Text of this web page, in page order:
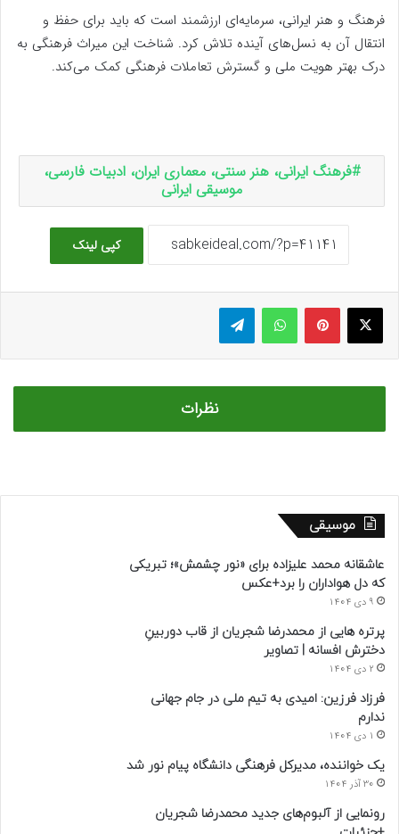
فرهنگ و هنر ایرانی، سرمایه‌ای ارزشمند است که باید برای حفظ و
انتقال آن به نسل‌های آینده تلاش کرد. شناخت این میراث فرهنگی به
درک بهتر هویت ملی و گسترش تعاملات فرهنگی کمک می‌کند.
فرهنگ ایرانی، هنر سنتی، معماری ایران، ادبیات فارسی،
موسیقی ایرانی
کپی لینک
ایکس پینتریستواتس آپ تلگرام
نظرات
موسیقی
عاشقانه محمد علیزاده برای «نور چشمش»؛ تبریکی
که دل هواداران را برد+عکس
9 دی 1404
پرتره هایی از محمدرضا شجریان از قاب دوربینِ
دخترش افسانه | تصاویر
2 دی 1404
فرزاد فرزین: امیدی به تیم ملی در جام جهانی
ندارم
1 دی 1404
یک خواننده، مدیرکل فرهنگی دانشگاه پیام نور شد
30 آذر 1404
رونمایی از آلبوم‌های جدید محمدرضا شجریان